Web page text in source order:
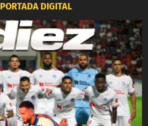
PORTADA DIGITAL